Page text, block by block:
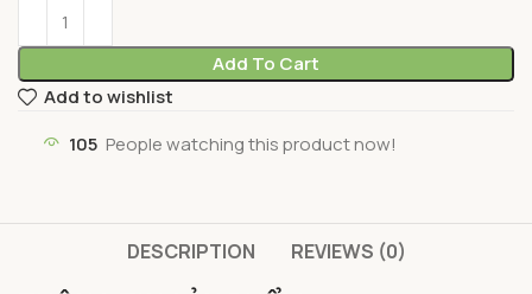
Add To Cart
Add to wishlist
105 People watching this product now!
DESCRIPTION REVIEWS (0)